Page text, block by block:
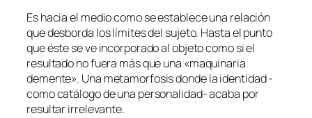
Es hacia el medio como se establece una relación
que desborda los límites del sujeto. Hasta el punto
que éste se ve incorporado al objeto como si el
resultado no fuera más que una «maquinaria
demente». Una metamorfosis donde la identidad -
como catálogo de una personalidad- acaba por
resultar irrelevante.